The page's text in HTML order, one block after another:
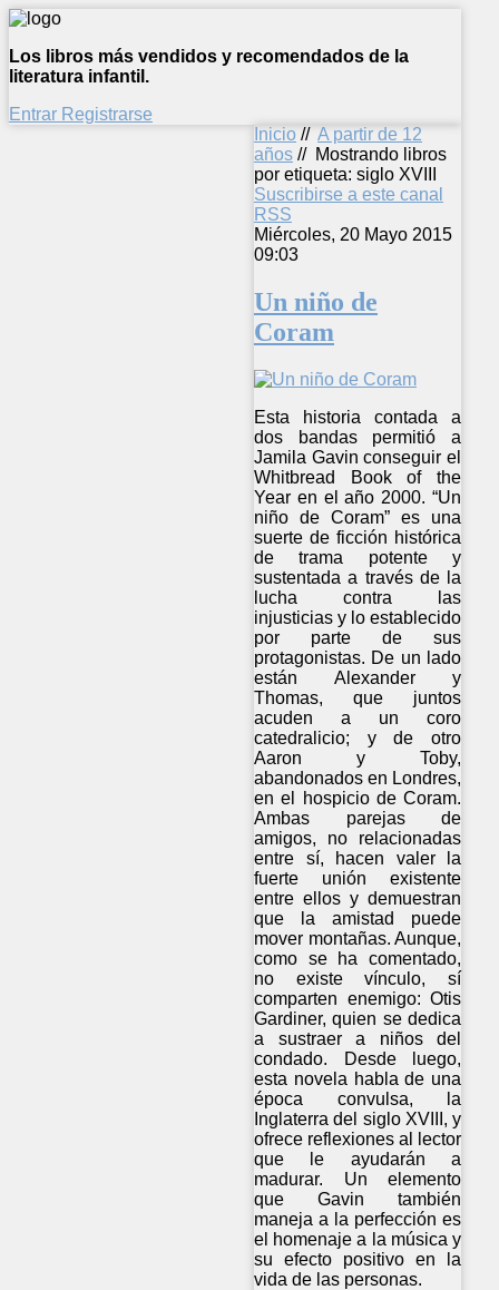
Los libros más vendidos y recomendados de la
literatura infantil.
Entrar Registrarse
Inicio // A partir de 12
años // Mostrando libros
por etiqueta: siglo XVIII
Suscribirse a este canal
RSS
Miércoles, 20 Mayo 2015
09:03
Un niño de
Coram
Esta historia contada a
dos bandas permitió a
Jamila Gavin conseguir el
Whitbread Book of the
Year en el año 2000. “Un
niño de Coram” es una
suerte de ficción histórica
de trama potente y
sustentada a través de la
lucha contra las
injusticias y lo establecido
por parte de sus
protagonistas. De un lado
están Alexander y
Thomas, que juntos
acuden a un coro
catedralicio; y de otro
Aaron y Toby,
abandonados en Londres,
en el hospicio de Coram.
Ambas parejas de
amigos, no relacionadas
entre sí, hacen valer la
fuerte unión existente
entre ellos y demuestran
que la amistad puede
mover montañas. Aunque,
como se ha comentado,
no existe vínculo, sí
comparten enemigo: Otis
Gardiner, quien se dedica
a sustraer a niños del
condado. Desde luego,
esta novela habla de una
época convulsa, la
Inglaterra del siglo XVIII, y
ofrece reflexiones al lector
que le ayudarán a
madurar. Un elemento
que Gavin también
maneja a la perfección es
el homenaje a la música y
su efecto positivo en la
vida de las personas.